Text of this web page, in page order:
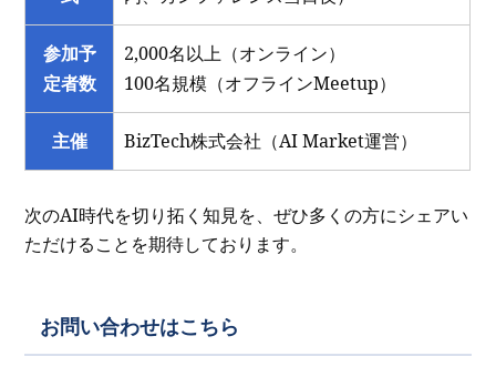
参加予
定者数
2,000名以上（オンライン）
100名規模（オフラインMeetup）
主催 BizTech株式会社（AI Market運営）
次のAI時代を切り拓く知見を、ぜひ多くの方にシェアい
ただけることを期待しております。
お問い合わせはこちら